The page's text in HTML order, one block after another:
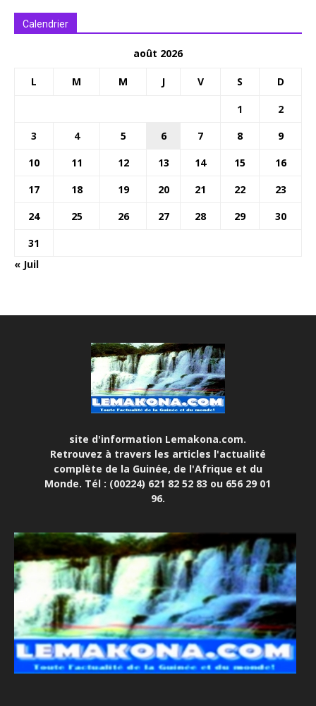
Calendrier
août 2026
L M M J V S D
1
2
3
4 5 6 7 8
9
10
11 12 13 14 15
16
17
18 19 20 21 22
23
24
25 26 27 28 29
30
31
« Juil
site d'information Lemakona.com.
Retrouvez à travers les articles l'actualité
complète de la Guinée, de l'Afrique et du
Monde. Tél : (00224) 621 82 52 83 ou 656 29 01
96.